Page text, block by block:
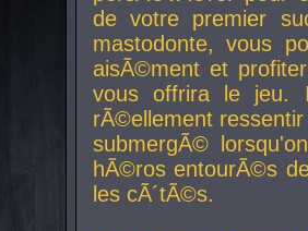
de votre premier
mastodonte, vous
aisÃ©ment et
vous offrira le jeu.
rÃ©ellement
submergÃ©
hÃ©ros entourÃ©s
les cÃ´tÃ©s.